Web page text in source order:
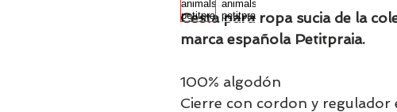
Cesta para ropa sucia de la
marca española Petitpraia.
100% algodón
Cierre con cordon y regulador